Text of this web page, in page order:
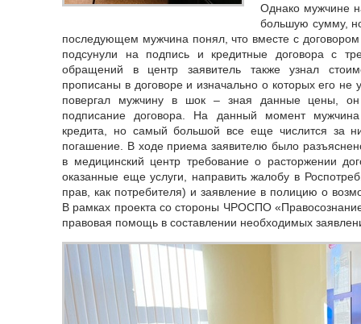
Однако мужчине
большую сумму,
последующем мужчина понял, что вместе с договором
подсунули на подпись и кредитные договора с
обращений в центр заявитель также узнал
прописаны в договоре и изначально о которых его
повергал мужчину в шок – зная данные цены,
подписание договора. На данный момент
кредита, но самый большой все еще числится за
погашение. В ходе приема заявителю было
в медицинский центр требование о расторжении
оказанные еще услуги, направить жалобу в
прав, как потребителя) и заявление в полицию о
В рамках проекта со стороны ЧРОСПО
правовая помощь в составлении необходимых